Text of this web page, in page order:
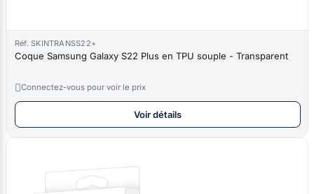
Réf. SKINTRANSS22+
Coque Samsung Galaxy S22 Plus en TPU souple - Transparent
Connectez-vous pour voir le prix
Voir détails